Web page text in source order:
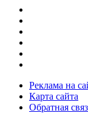
Реклама на
Карта сайта
Обратная